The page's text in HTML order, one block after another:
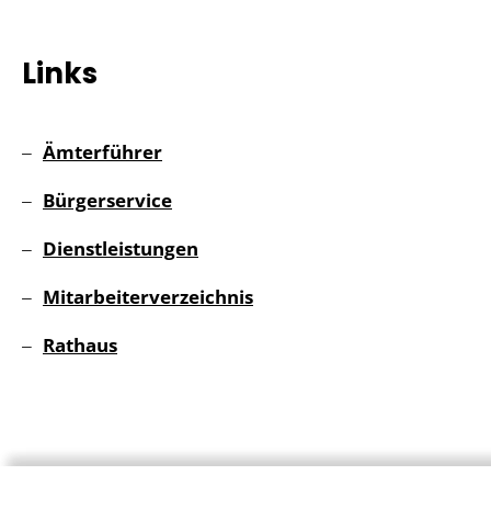
Links
Ämterführer
Bürgerservice
Dienstleistungen
Mitarbeiterverzeichnis
Rathaus